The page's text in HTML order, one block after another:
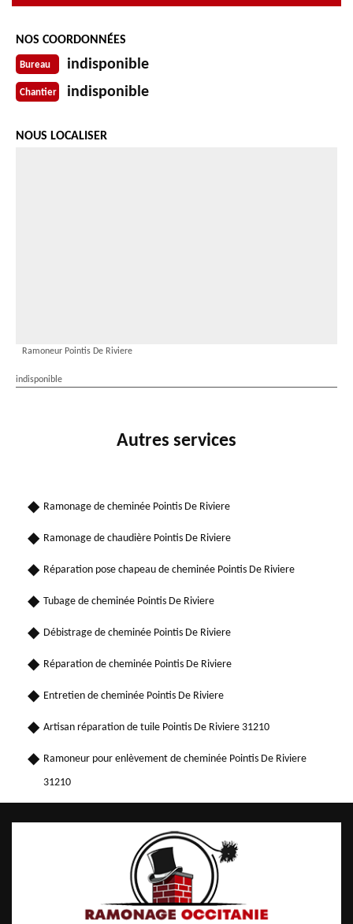
NOS COORDONNÉES
Bureau indisponible
Chantier indisponible
NOUS LOCALISER
Ramoneur Pointis De Riviere
indisponible
Autres services
Ramonage de cheminée Pointis De Riviere
Ramonage de chaudière Pointis De Riviere
Réparation pose chapeau de cheminée Pointis De Riviere
Tubage de cheminée Pointis De Riviere
Débistrage de cheminée Pointis De Riviere
Réparation de cheminée Pointis De Riviere
Entretien de cheminée Pointis De Riviere
Artisan réparation de tuile Pointis De Riviere 31210
Ramoneur pour enlèvement de cheminée Pointis De Riviere
31210